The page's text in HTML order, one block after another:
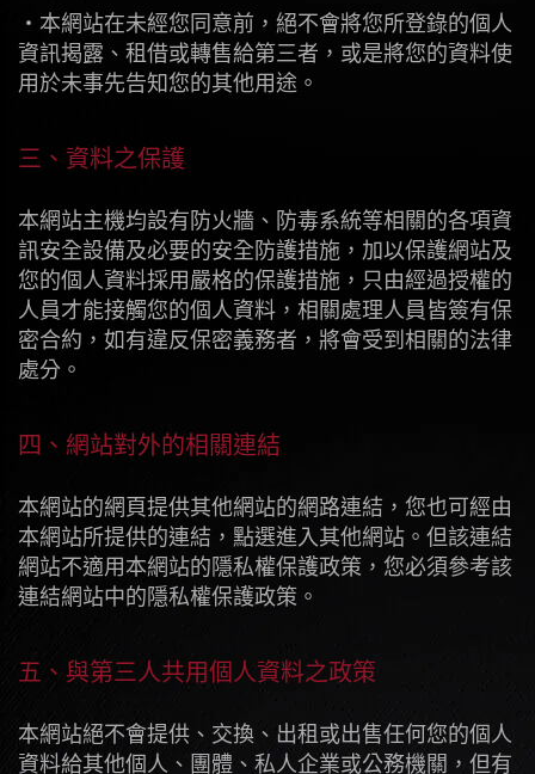
・本網站在未經您同意前，絕不會將您所登錄的個人
資訊揭露、租借或轉售給第三者，或是將您的資料使
用於未事先告知您的其他用途。
三、資料之保護
本網站主機均設有防火牆、防毒系統等相關的各項資
訊安全設備及必要的安全防護措施，加以保護網站及
您的個人資料採用嚴格的保護措施，只由經過授權的
人員才能接觸您的個人資料，相關處理人員皆簽有保
密合約，如有違反保密義務者，將會受到相關的法律
處分。
四、網站對外的相關連結
本網站的網頁提供其他網站的網路連結，您也可經由
本網站所提供的連結，點選進入其他網站。但該連結
網站不適用本網站的隱私權保護政策，您必須參考該
連結網站中的隱私權保護政策。
五、與第三人共用個人資料之政策
本網站絕不會提供、交換、出租或出售任何您的個人
資料給其他個人、團體、私人企業或公務機關，但有